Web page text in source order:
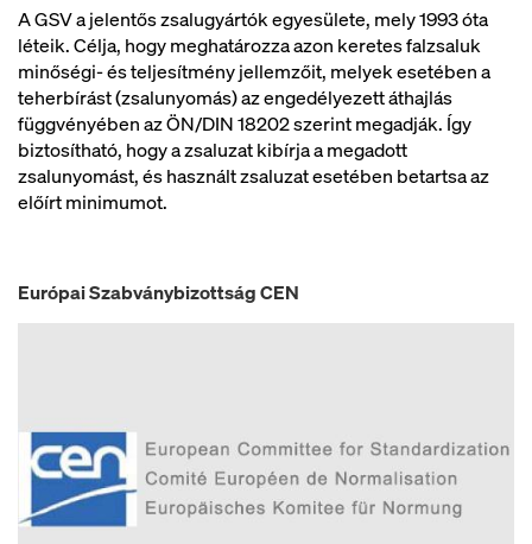
A GSV a jelentős zsalugyártók egyesülete, mely 1993 óta
léteik. Célja, hogy meghatározza azon keretes falzsaluk
minőségi- és teljesítmény jellemzőit, melyek esetében a
teherbírást (zsalunyomás) az engedélyezett áthajlás
függvényében az ÖN/DIN 18202 szerint megadják. Így
biztosítható, hogy a zsaluzat kibírja a megadott
zsalunyomást, és használt zsaluzat esetében betartsa az
előírt minimumot.
Európai Szabványbizottság CEN